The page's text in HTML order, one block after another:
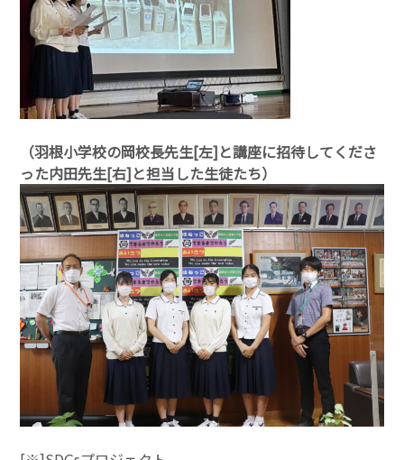
（羽根小学校の岡校長先生[左]と講座に招待してくださ
った内田先生[右]と担当した生徒たち）